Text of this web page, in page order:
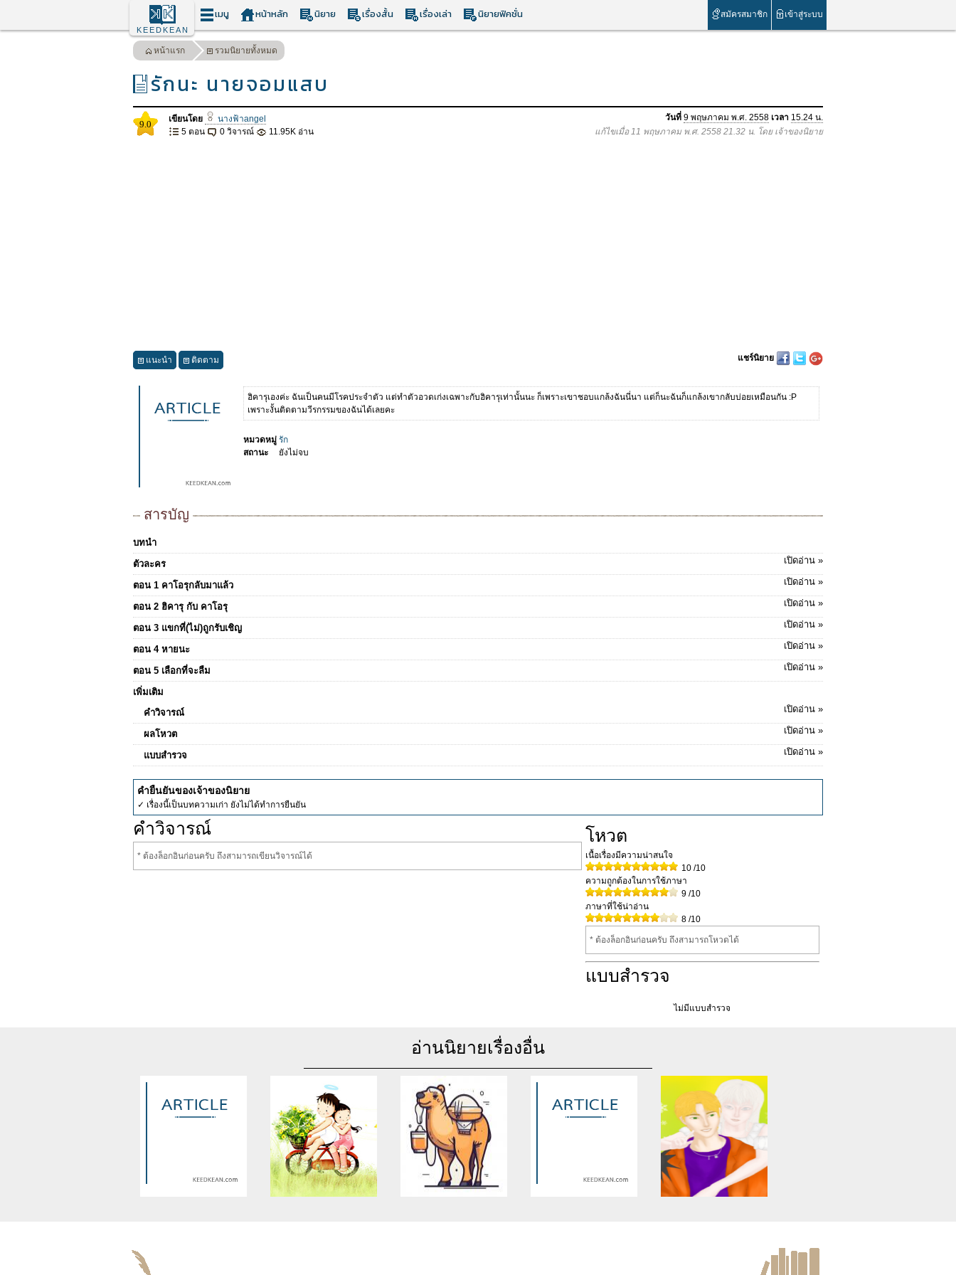
KEEDKEAN
เมนู หน้าหลัก นิยาย เรื่องสั้น เรื่องเล่า นิยายฟิคชั่น สมัครสมาชิก เข้าสู่ระบบ
หน้าแรก รวมนิยายทั้งหมด
รักนะ นายจอมแสบ
9.0 เขียนโดย นางฟ้าangel วันที่ 9 พฤษภาคม พ.ศ. 2558 เวลา 15.24 น.
5 ตอน
0 วิจารณ์ 11.95K อ่าน แก้ไขเมื่อ 11 พฤษภาคม พ.ศ. 2558 21.32 น. โดย เจ้าของนิยาย
แนะนำ ติดตาม แชร์นิยาย
ฮิคารุเองค่ะ ฉันเป็นคนมีโรคประจำตัว แต่ทำตัวอวดเก่งเฉพาะกับฮิคารุเท่านั้นนะ ก็เพราะเขาชอบแกล้งฉันนี่นา แต่ก็นะฉันก็แกล้งเขากลับบ่อยเหมือนกัน :P
เพราะงั้นติดตามวีรกรรมของฉันได้เลยคะ
หมวดหมู่ รัก
สถานะ
ยังไม่จบ
สารบัญ
บทนำ
ตัวละคร
เปิดอ่าน »
ตอน 1 คาโอรุกลับมาแล้ว เปิดอ่าน »
ตอน 2 ฮิคารุ กับ คาโอรุ เปิดอ่าน »
ตอน 3 แขกที่(ไม่)ถูกรับเชิญ เปิดอ่าน »
ตอน 4 หายนะ เปิดอ่าน »
ตอน 5 เลือกที่จะลืม เปิดอ่าน »
เพิ่มเติม
คำวิจารณ์
เปิดอ่าน »
ผลโหวต เปิดอ่าน »
แบบสำรวจ เปิดอ่าน »
คำยืนยันของเจ้าของนิยาย
✓ เรื่องนี้เป็นบทความเก่า ยังไม่ได้ทำการยืนยัน
คำวิจารณ์
* ต้องล็อกอินก่อนครับ ถึงสามารถเขียนวิจารณ์ได้
โหวต
เนื้อเรื่องมีความน่าสนใจ
10/10
ความถูกต้องในการใช้ภาษา
9/10
ภาษาที่ใช้น่าอ่าน
8/10
* ต้องล็อกอินก่อนครับ ถึงสามารถโหวดได้
แบบสำรวจ
ไม่มีแบบสำรวจ
อ่านนิยายเรื่องอื่น
assumed 'article_topic' (this
will throw an Error in a future
will throw an Error in a future